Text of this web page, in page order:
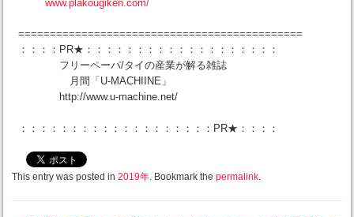
www.plakougiken.com/
=============================================
：：：：PR★：：：：：：：：：：：：：：：：：：：
フリーペーパ/タイの産業が解る雑誌
月間「U-MACHIINE」
http://www.u-machine.net/
：：：：：：：：：：：：：：：：：：：PR★：：：：
This entry was posted in 2019年. Bookmark the permalink.